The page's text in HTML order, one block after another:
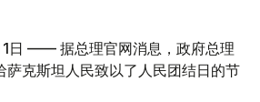
日 —— 据总理官网消息，政府总理
萨克斯坦人民致以了人民团结日的节